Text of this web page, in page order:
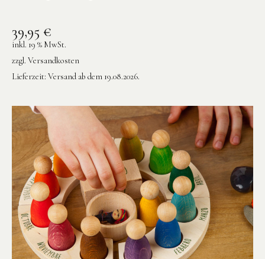
39,95 €
inkl. 19 % MwSt.
zzgl. Versandkosten
Lieferzeit: Versand ab dem 19.08.2026.